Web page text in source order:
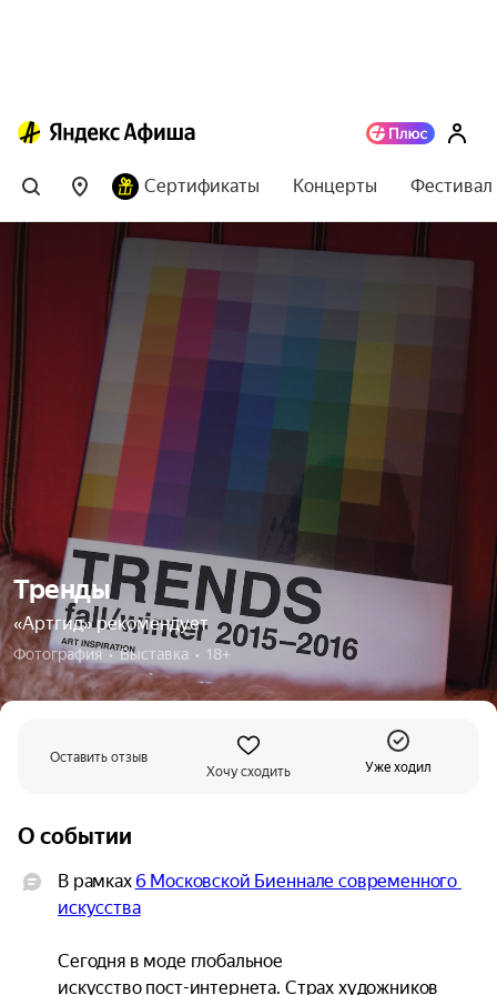
Сертификаты Концерты
Тренды
«Артгид» рекомендует
Фотография  •  Выставка  •  18+
Оставить отзыв
Хочу сходить
Уже ходил
О событии
В рамках 6 Московской Биеннале современного
искусства
Сегодня в моде глобальное
искусство пост-интернета. Страх художников